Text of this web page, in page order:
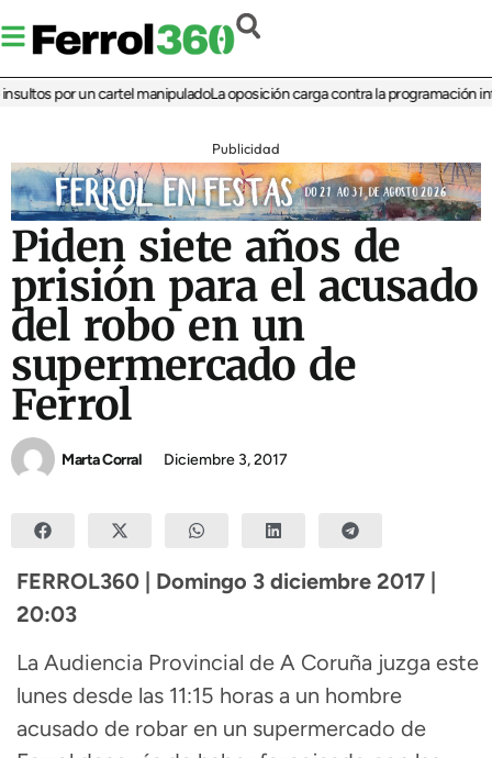
por un cartel manipuladoLa oposición carga contra la programación
Publicidad
Piden siete años de
prisión para el acusado
del robo en un
supermercado de
Ferrol
Marta Corral Diciembre 3, 2017
FERROL360 | Domingo 3 diciembre 2017 |
20:03
La Audiencia Provincial de A Coruña juzga este
lunes desde las 11:15 horas a un hombre
acusado de robar en un supermercado de